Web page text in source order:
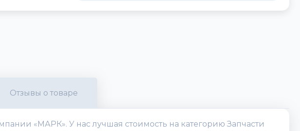
Отзывы о товаре
«МАРК». У нас лучшая стоимость на категорию Запчасти